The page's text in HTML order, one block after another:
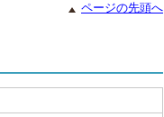
ページの先頭へ